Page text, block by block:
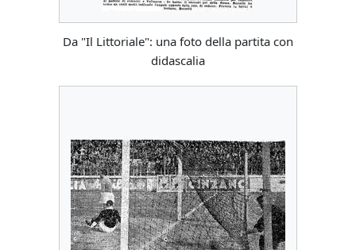
Da "Il Littoriale": una foto della partita con
didascalia